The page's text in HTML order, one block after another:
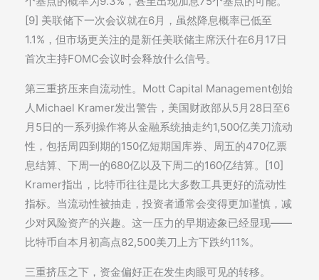
[9] 美联储下一次会议就在6月，虽然降息概率已低至
1.1%，但市场更关注的是新任美联储主席沃什在6月17日
首次主持FOMC会议时会释放什么信号。
第三重挤压来自流动性。Mott Capital Management创始
人Michael Kramer发出警告，美国财政部从5月28日至6
月5日的一系列操作将从金融系统抽走约1,500亿美刀流动
性，包括周四到期的150亿短期国库券、周五的470亿票
息结算、下周一的680亿以及下周二的160亿结算。[10]
Kramer指出，比特币往往是比大多数工具更好的流动性
指标。当流动性被抽走，投资者通常会变得更加谨慎，减
少对风险资产的兴趣。这一压力的早期迹象已经显现——
比特币自本月初高点82,500美刀上方下跌约11%。
三重挤压之下，资金偏好正在发生肉眼可见的转移。